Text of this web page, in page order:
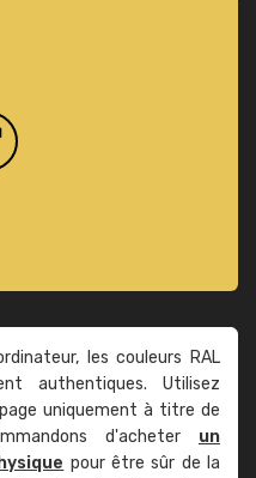
les couleurs RAL
authentiques. Utilisez
uniquement à titre de
d'acheter un
pour être sûr de la